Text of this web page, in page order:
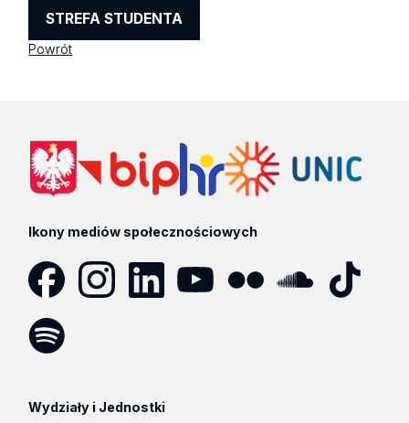
STREFA STUDENTA
Powrót
Ikony mediów społecznościowych
Wydziały i Jednostki